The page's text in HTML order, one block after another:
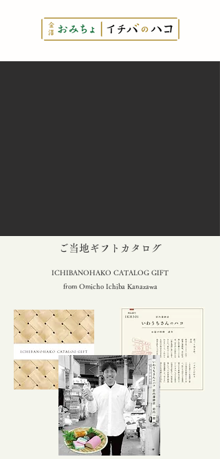
​ご当地ギフトカタログ
ICHIBANOHAKO CATALOG GIFT
from Omicho Ichiba Kanazawa